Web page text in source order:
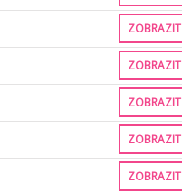
ZOBRAZIT
ZOBRAZIT
ZOBRAZIT
ZOBRAZIT
ZOBRAZIT